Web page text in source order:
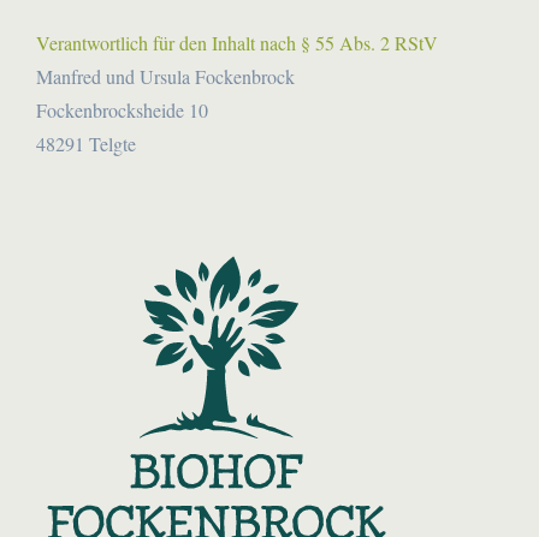
Verantwortlich für den Inhalt nach § 55 Abs. 2 RStV
Manfred und Ursula Fockenbrock
Fockenbrocksheide 10
48291 Telgte